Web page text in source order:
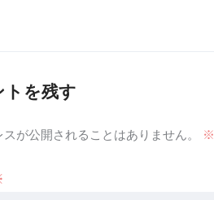
トを残す
スが公開されることはありません。 ※